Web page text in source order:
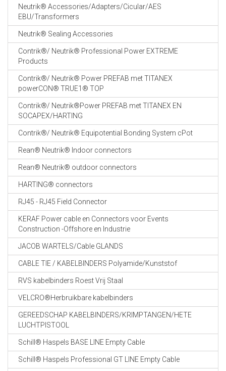
Neutrik® Accessories/Adapters/Cicular/AES
EBU/Transformers
Neutrik® Sealing Accessories
Contrik®/ Neutrik® Professional Power EXTREME
Products
Contrik®/ Neutrik® Power PREFAB met TITANEX
powerCON® TRUE1® TOP
Contrik®/ Neutrik®Power PREFAB met TITANEX EN
SOCAPEX/HARTING
Contrik®/ Neutrik® Equipotential Bonding System cPot
Rean® Neutrik® Indoor connectors
Rean® Neutrik® outdoor connectors
HARTING® connectors
RJ45 - RJ45 Field Connector
KERAF Power cable en Connectors voor Events
Construction -Offshore en Industrie
JACOB WARTELS/Cable GLANDS
CABLE TIE / KABELBINDERS Polyamide/Kunststof
RVS kabelbinders Roest Vrij Staal
VELCRO®Herbruikbare kabelbinders
GEREEDSCHAP KABELBINDERS/KRIMPTANGEN/HETE
LUCHTPISTOOL
Schill® Haspels BASE LINE Empty Cable
Schill® Haspels Professional GT LINE Empty Cable